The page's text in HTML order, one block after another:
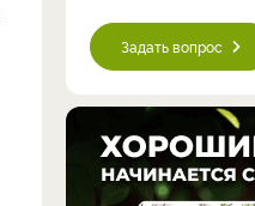
Задать вопрос